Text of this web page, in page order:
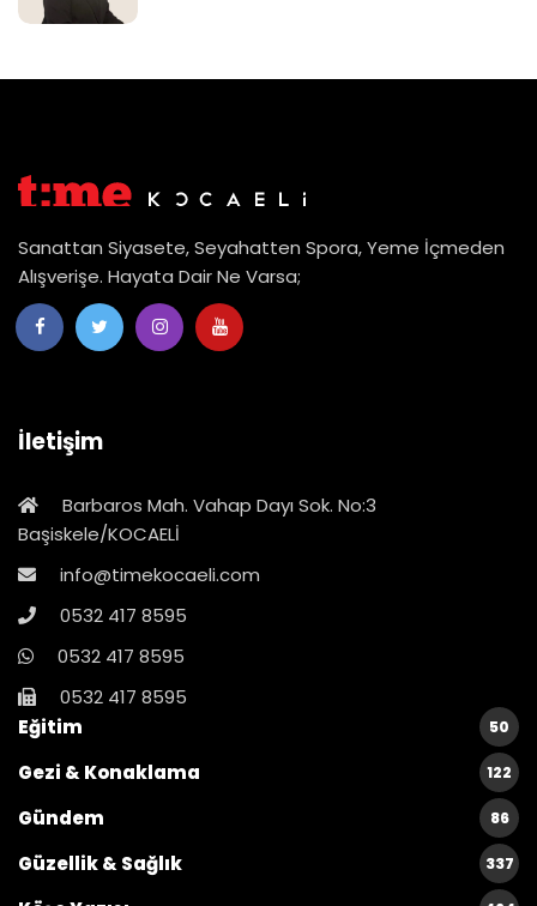
Sanattan Siyasete, Seyahatten Spora, Yeme İçmeden
Alışverişe. Hayata Dair Ne Varsa;
İletişim
Barbaros Mah. Vahap Dayı Sok. No:3
Başiskele/KOCAELİ
info@timekocaeli.com
0532 417 8595
0532 417 8595
0532 417 8595
Eğitim
50
Gezi & Konaklama 122
Gündem 86
Güzellik & Sağlık 337